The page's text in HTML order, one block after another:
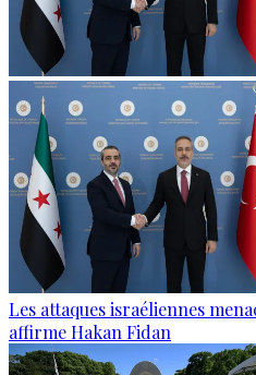
Les attaques israéliennes
affirme Hakan Fidan